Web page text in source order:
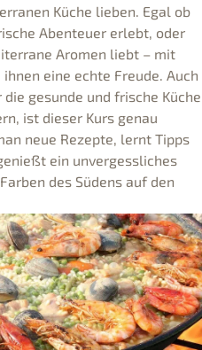
Küche lieben. Egal ob
Abenteuer erlebt, oder
Aromen liebt – mit
eine echte Freude. Auch
gesunde und frische Küche
ist dieser Kurs genau
neue Rezepte, lernt Tipps
ein unvergessliches
des Südens auf den